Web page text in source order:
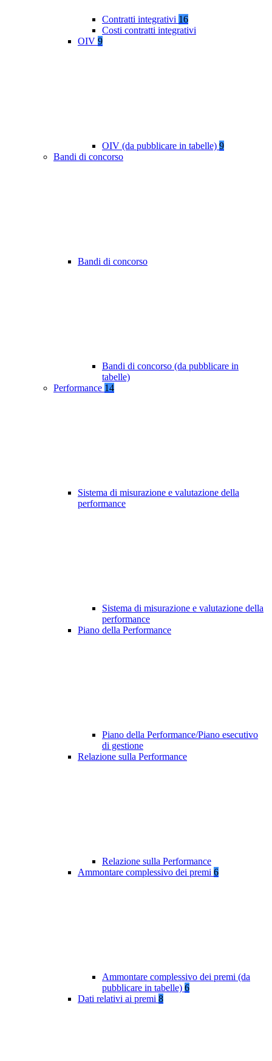
Contratti integrativi 16
Costi contratti integrativi
OIV 9
OIV (da pubblicare in tabelle) 9
Bandi di concorso
Bandi di concorso
Bandi di concorso (da pubblicare in
tabelle)
Performance 14
Sistema di misurazione e valutazione della
performance
Sistema di misurazione e valutazione della
performance
Piano della Performance
Piano della Performance/Piano esecutivo
di gestione
Relazione sulla Performance
Relazione sulla Performance
Ammontare complessivo dei premi 6
Ammontare complessivo dei premi (da
pubblicare in tabelle) 6
Dati relativi ai premi 8